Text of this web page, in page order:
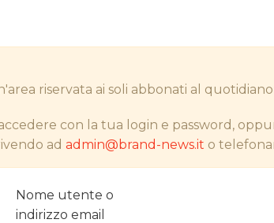
PREVISIONI/
riservata ai soli abbonati al
con la tua login e password,
adadmin@brand-news.it o
Nome utente o
indirizzo email